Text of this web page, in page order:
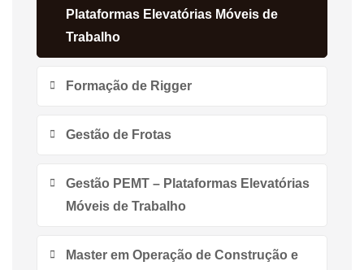
Plataformas Elevatórias Móveis de
Trabalho
Formação de Rigger
Gestão de Frotas
Gestão PEMT – Plataformas Elevatórias
Móveis de Trabalho
Master em Operação de Construção e